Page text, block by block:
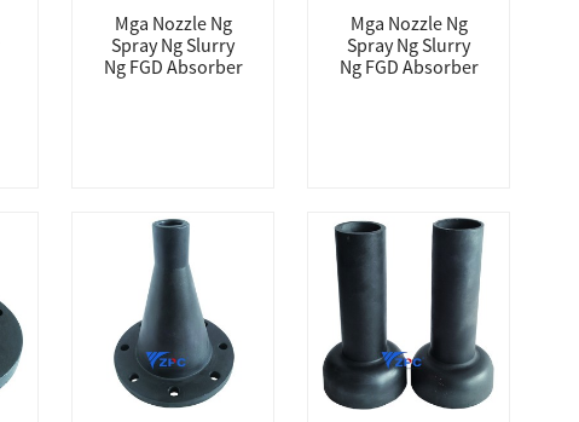
Mga Nozzle Ng
Spray Ng Slurry
Ng FGD Absorber
Mga Nozzle Ng
Spray Ng Slurry
Ng FGD Absorber